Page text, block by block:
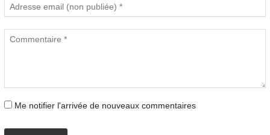
Me notifier l'arrivée de nouveaux commentaires